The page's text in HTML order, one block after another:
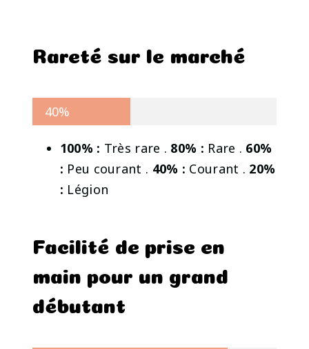
Rareté sur le marché
40%
100% : Très rare . 80% : Rare . 60%
: Peu courant . 40% : Courant . 20%
: Légion
Facilité de prise en
main pour un grand
débutant